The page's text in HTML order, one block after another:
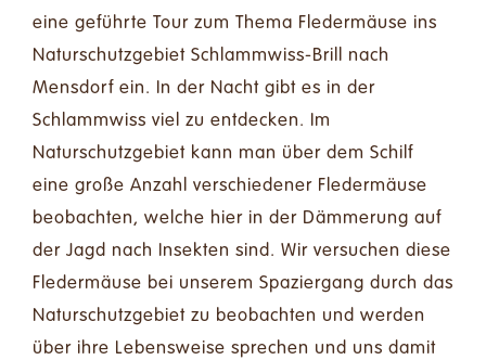
eine geführte Tour zum Thema Fledermäuse ins
Naturschutzgebiet Schlammwiss-Brill nach
Mensdorf ein. In der Nacht gibt es in der
Schlammwiss viel zu entdecken. Im
Naturschutzgebiet kann man über dem Schilf
eine große Anzahl verschiedener Fledermäuse
beobachten, welche hier in der Dämmerung auf
der Jagd nach Insekten sind. Wir versuchen diese
Fledermäuse bei unserem Spaziergang durch das
Naturschutzgebiet zu beobachten und werden
über ihre Lebensweise sprechen und uns damit